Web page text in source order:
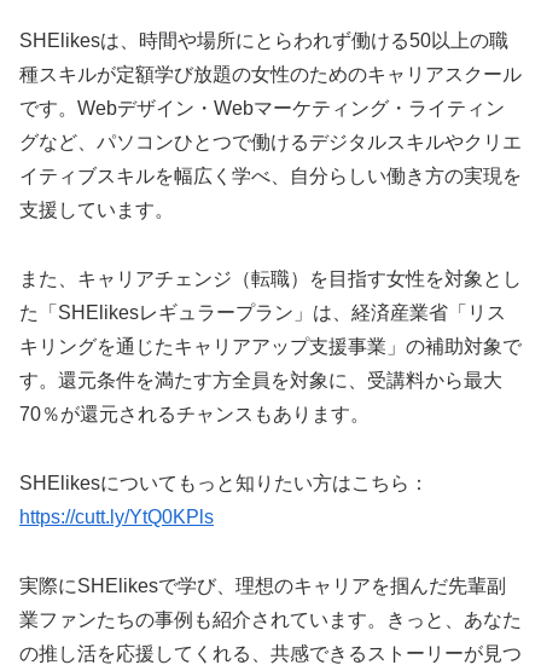
SHElikesは、時間や場所にとらわれず働ける50以上の職
種スキルが定額学び放題の女性のためのキャリアスクール
です。Webデザイン・Webマーケティング・ライティン
グなど、パソコンひとつで働けるデジタルスキルやクリエ
イティブスキルを幅広く学べ、自分らしい働き方の実現を
支援しています。
また、キャリアチェンジ（転職）を目指す女性を対象とし
た「SHElikesレギュラープラン」は、経済産業省「リス
キリングを通じたキャリアアップ支援事業」の補助対象で
す。還元条件を満たす方全員を対象に、受講料から最大
70％が還元されるチャンスもあります。
SHElikesについてもっと知りたい方はこちら：
https://cutt.ly/YtQ0KPls
実際にSHElikesで学び、理想のキャリアを掴んだ先輩副
業ファンたちの事例も紹介されています。きっと、あなた
の推し活を応援してくれる、共感できるストーリーが見つ